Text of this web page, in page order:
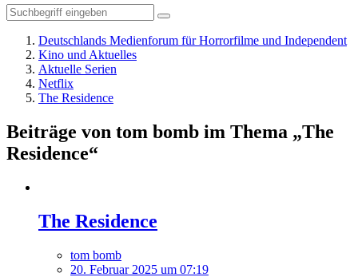
Deutschlands Medienforum für Horrorfilme und Independent
Kino und Aktuelles
Aktuelle Serien
Netflix
The Residence
Beiträge von tom bomb im Thema „The
Residence“
The Residence
tom bomb
20. Februar 2025 um 07:19